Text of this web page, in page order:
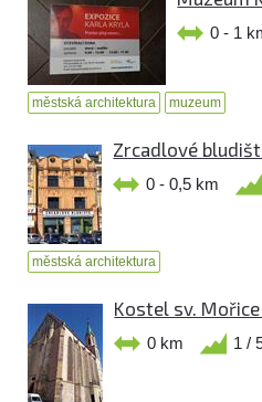
0 - 1
městská architektura muzeum
Zrcadlové
0 - 0,5 km
městská architektura
Kostel sv.
0 km 1 /